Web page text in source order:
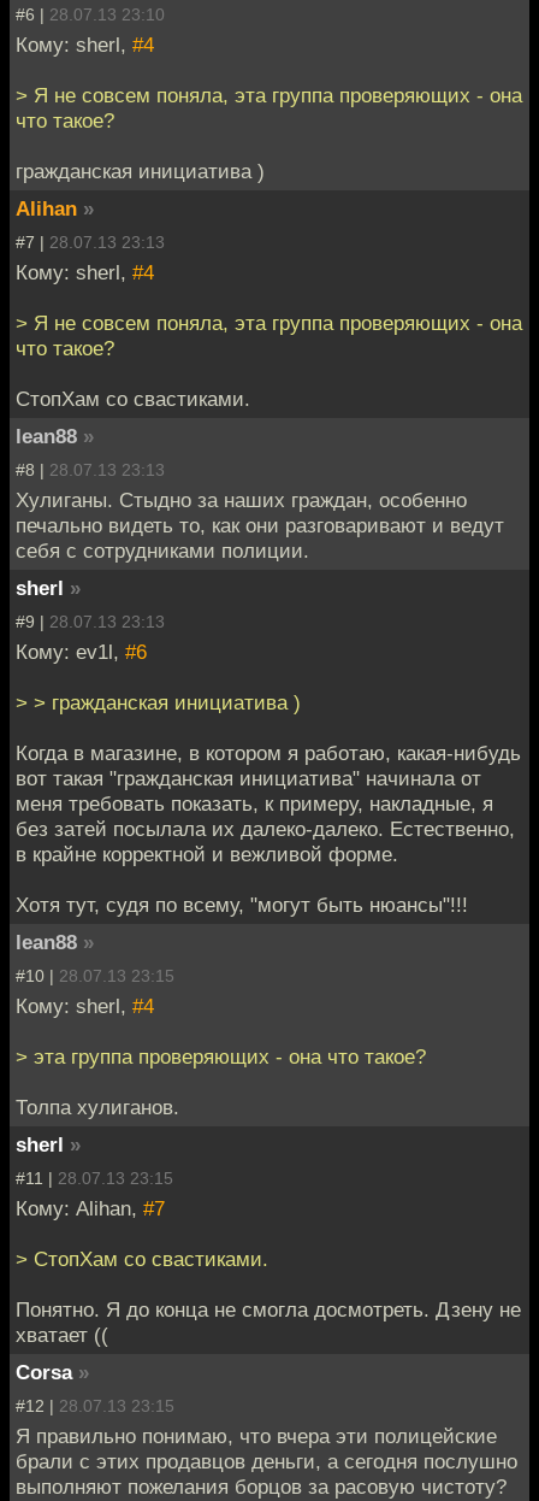
#6 | 28.07.13 23:10
Кому: sherl, #4
> Я не совсем поняла, эта группа проверяющих - она
что такое?
гражданская инициатива )
Alihan »
#7 | 28.07.13 23:13
Кому: sherl, #4
> Я не совсем поняла, эта группа проверяющих - она
что такое?
СтопХам со свастиками.
lean88 »
#8 | 28.07.13 23:13
Хулиганы. Стыдно за наших граждан, особенно
печально видеть то, как они разговаривают и ведут
себя с сотрудниками полиции.
sherl »
#9 | 28.07.13 23:13
Кому: ev1l, #6
> > гражданская инициатива )
Когда в магазине, в котором я работаю, какая-нибудь
вот такая "гражданская инициатива" начинала от
меня требовать показать, к примеру, накладные, я
без затей посылала их далеко-далеко. Естественно,
в крайне корректной и вежливой форме.
Хотя тут, судя по всему, "могут быть нюансы"!!!
lean88 »
#10 | 28.07.13 23:15
Кому: sherl, #4
> эта группа проверяющих - она что такое?
Толпа хулиганов.
sherl »
#11 | 28.07.13 23:15
Кому: Alihan, #7
> СтопХам со свастиками.
Понятно. Я до конца не смогла досмотреть. Дзену не
хватает ((
Corsa »
#12 | 28.07.13 23:15
Я правильно понимаю, что вчера эти полицейские
брали с этих продавцов деньги, а сегодня послушно
выполняют пожелания борцов за расовую чистоту?